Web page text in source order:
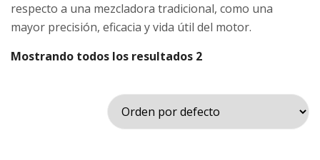
respecto a una mezcladora tradicional, como una
mayor precisión, eficacia y vida útil del motor.
Mostrando todos los resultados 2